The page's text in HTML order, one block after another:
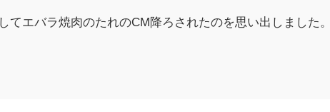
エバラ焼肉のたれのCM降ろされたのを思い出しました。